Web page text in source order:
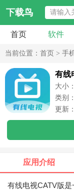
下载鸟
首页 软件
当前位置： 首页 > 手
有线
大小
类别：
更新
应用介绍
有线电视CATV版